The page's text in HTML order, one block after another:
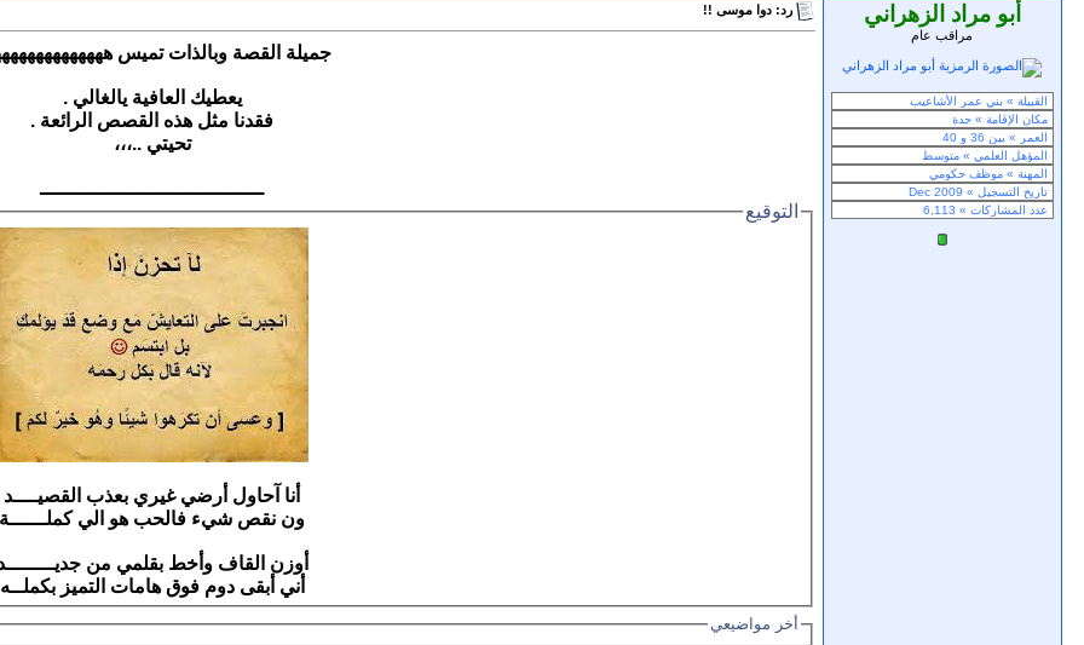
أبو مراد الزهراني
مراقب عام
رد: دوا موسى !!
جميلة القصة وبالذات تميس
يعطيك العافية يالغالي .
فقدنا مثل هذه القصص الرائعة .
تحيتي ..،،،
ـــــــــــــــــــــــــــــــــــــ
التوقيع
أنا آحاول أرضي غيري بعذب القصيــــد
ون نقص شيء فالحب هو الي كملــــــة
أوزن القاف وأخط بقلمي من
أني أبقى دوم فوق هامات التميز بكملــه
أخر مواضيعي